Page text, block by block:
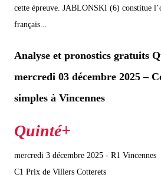
cette épreuve. JABLONSKI (6) constitue
français...
Analyse et pronostics gratuits
mercredi 03 décembre 2025 –
simples à Vincennes
mercredi 3 décembre 2025 - R1 Vincennes
C1 Prix de Villers Cotterets